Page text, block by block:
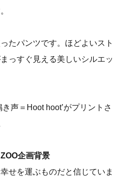
たパンツです。ほどよいスト
っすぐ見える美しいシルエッ
声＝Hoot hoot’がプリントさ
企画背景
せを運ぶものだと信じていま